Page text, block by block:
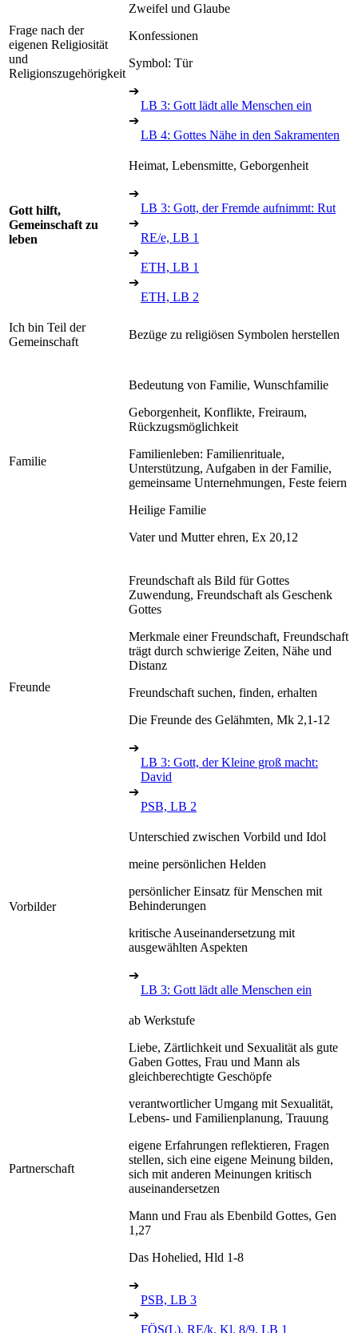
Frage nach der
eigenen Religiosität
und
Religionszugehörigkeit
Zweifel und Glaube
Konfessionen
Symbol: Tür
➔
LB 3: Gott lädt alle Menschen ein
➔
LB 4: Gottes Nähe in den Sakramenten
Gott hilft,
Gemeinschaft zu
leben
Heimat, Lebensmitte, Geborgenheit
➔
LB 3: Gott, der Fremde aufnimmt: Rut
➔
RE/e, LB 1
➔
ETH, LB 1
➔
ETH, LB 2
Ich bin Teil der
Gemeinschaft
Bezüge zu religiösen Symbolen herstellen
Familie
Bedeutung von Familie, Wunschfamilie
Geborgenheit, Konflikte, Freiraum,
Rückzugsmöglichkeit
Familienleben: Familienrituale,
Unterstützung, Aufgaben in der Familie,
gemeinsame Unternehmungen, Feste feiern
Heilige Familie
Vater und Mutter ehren, Ex 20,12
Freunde
Freundschaft als Bild für Gottes
Zuwendung, Freundschaft als Geschenk
Gottes
Merkmale einer Freundschaft, Freundschaft
trägt durch schwierige Zeiten, Nähe und
Distanz
Freundschaft suchen, finden, erhalten
Die Freunde des Gelähmten, Mk 2,1-12
➔
LB 3: Gott, der Kleine groß macht:
David
➔
PSB, LB 2
Vorbilder
Unterschied zwischen Vorbild und Idol
meine persönlichen Helden
persönlicher Einsatz für Menschen mit
Behinderungen
kritische Auseinandersetzung mit
ausgewählten Aspekten
➔
LB 3: Gott lädt alle Menschen ein
Partnerschaft
ab Werkstufe
Liebe, Zärtlichkeit und Sexualität als gute
Gaben Gottes, Frau und Mann als
gleichberechtigte Geschöpfe
verantwortlicher Umgang mit Sexualität,
Lebens- und Familienplanung, Trauung
eigene Erfahrungen reflektieren, Fragen
stellen, sich eine eigene Meinung bilden,
sich mit anderen Meinungen kritisch
auseinandersetzen
Mann und Frau als Ebenbild Gottes, Gen
1,27
Das Hohelied, Hld 1-8
➔
PSB, LB 3
➔
FÖS(L), RE/k, Kl. 8/9, LB 1